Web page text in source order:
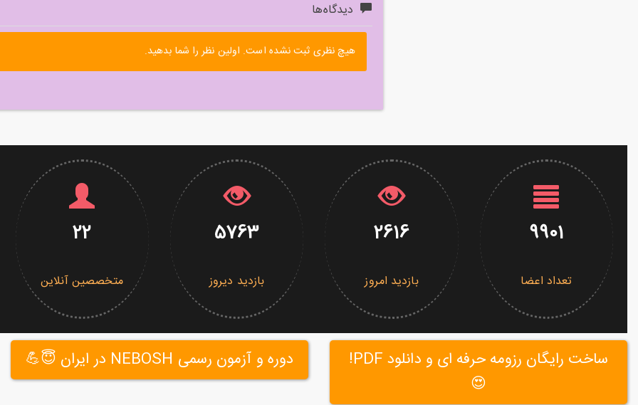
دیدگاه‌ها
هیچ نظری ثبت نشده است. اولین نظر را شما بدهید.
9901
تعداد اعضا
2616
بازدید امروز
5763
بازدید دیروز
22
متخصصین آنلاین
ساخت رایگان رزومه حرفه ای و دانلود PDF!
😍
دوره و آزمون رسمی NEBOSH در ایران 😇💪